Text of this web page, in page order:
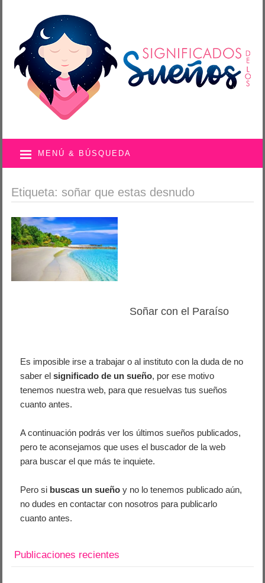
MENÚ & BÚSQUEDA
Etiqueta: soñar que estas desnudo
Soñar con el Paraíso
Es imposible irse a trabajar o al instituto con la duda de no
saber elsignificado de un sueño, por ese motivo
tenemos nuestra web, para que resuelvas tus sueños
cuanto antes.
A continuación podrás ver los últimos sueños publicados,
pero te aconsejamos que uses el buscador de la web
para buscar el que más te inquiete.
Pero si buscas un sueño y no lo tenemos publicado aún,
no dudes en contactar con nosotros para publicarlo
cuanto antes.
Publicaciones recientes